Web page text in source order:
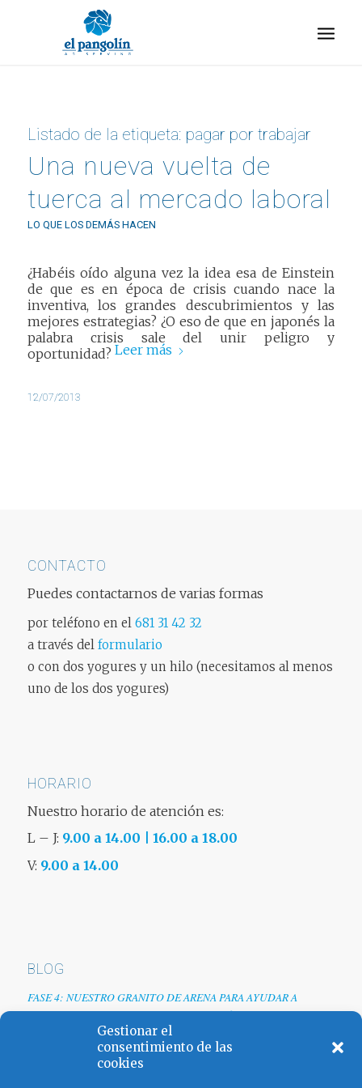
Gestionar el
consentimiento de las
cookies
Listado de la etiqueta: pagar por trabajar
Una nueva vuelta de
tuerca al mercado laboral
LO QUE LOS DEMÁS HACEN
¿Habéis oído alguna vez la idea esa de Einstein
de que es en época de crisis cuando nace la
inventiva, los grandes descubrimientos y las
mejores estrategias? ¿O eso de que en japonés la
palabra crisis sale del unir peligro y
oportunidad? Leer más
12/07/2013
CONTACTO
Puedes contactarnos de varias formas
por teléfono en el 681 31 42 32
a través del formulario
o con dos yogures y un hilo (necesitamos al menos
uno de los dos yogures)
HORARIO
Nuestro horario de atención es:
L – J: 9.00 a 14.00 | 16.00 a 18.00
V: 9.00 a 14.00
BLOG
FASE 4: NUESTRO GRANITO DE ARENA PARA AYUDAR A
EMPRESAS TRAS LA CRISIS DEL COVID-19
Renovamos web